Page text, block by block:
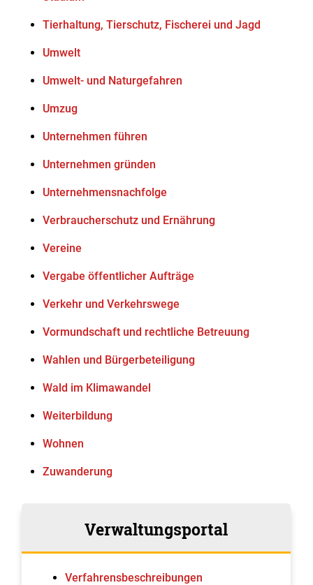
Tierhaltung, Tierschutz, Fischerei und Jagd
Umwelt
Umwelt- und Naturgefahren
Umzug
Unternehmen führen
Unternehmen gründen
Unternehmensnachfolge
Verbraucherschutz und Ernährung
Vereine
Vergabe öffentlicher Aufträge
Verkehr und Verkehrswege
Vormundschaft und rechtliche Betreuung
Wahlen und Bürgerbeteiligung
Wald im Klimawandel
Weiterbildung
Wohnen
Zuwanderung
Verwaltungsportal
Verfahrens­beschreibungen